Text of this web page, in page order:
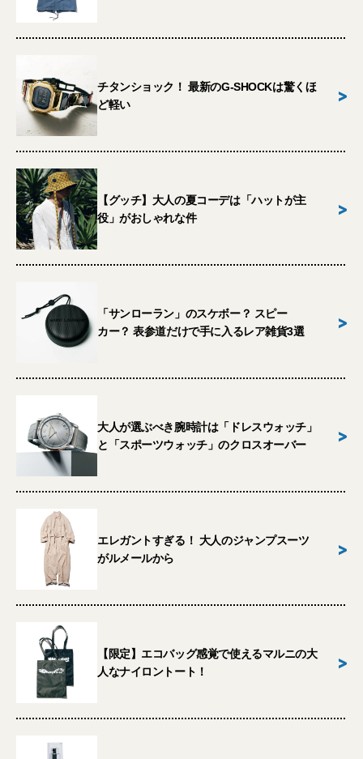
チタンショック！ 最新のG-SHOCKは驚くほ
ど軽い
>
【グッチ】大人の夏コーデは「ハットが主
役」がおしゃれな件
>
「サンローラン」のスケボー？ スピー
カー？ 表参道だけで手に入るレア雑貨3選
>
大人が選ぶべき腕時計は「ドレスウォッチ」
と「スポーツウォッチ」のクロスオーバー
>
エレガントすぎる！ 大人のジャンプスーツ
がルメールから
>
【限定】エコバッグ感覚で使えるマルニの大
人なナイロントート！
>